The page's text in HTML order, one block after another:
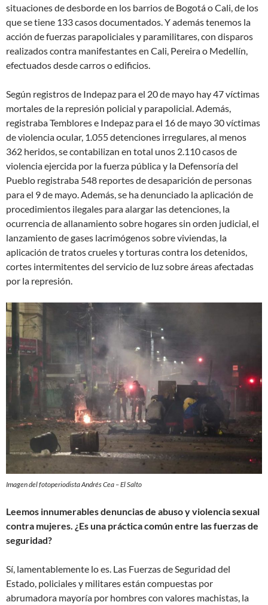
situaciones de desborde en los barrios de Bogotá o Cali, de los
que se tiene 133 casos documentados. Y además tenemos la
acción de fuerzas parapoliciales y paramilitares, con disparos
realizados contra manifestantes en Cali, Pereira o Medellín,
efectuados desde carros o edificios.
Según registros de Indepaz para el 20 de mayo hay 47 víctimas
mortales de la represión policial y parapolicial. Además,
registraba Temblores e Indepaz para el 16 de mayo 30 víctimas
de violencia ocular, 1.055 detenciones irregulares, al menos
362 heridos, se contabilizan en total unos 2.110 casos de
violencia ejercida por la fuerza pública y la Defensoría del
Pueblo registraba 548 reportes de desaparición de personas
para el 9 de mayo. Además, se ha denunciado la aplicación de
procedimientos ilegales para alargar las detenciones, la
ocurrencia de allanamiento sobre hogares sin orden judicial, el
lanzamiento de gases lacrimógenos sobre viviendas, la
aplicación de tratos crueles y torturas contra los detenidos,
cortes intermitentes del servicio de luz sobre áreas afectadas
por la represión.
Imagen del fotoperiodista Andrés Cea – El Salto
Leemos innumerables denuncias de abuso y violencia sexual
contra mujeres. ¿Es una práctica común entre las fuerzas de
seguridad?
Sí, lamentablemente lo es. Las Fuerzas de Seguridad del
Estado, policiales y militares están compuestas por
abrumadora mayoría por hombres con valores machistas, la